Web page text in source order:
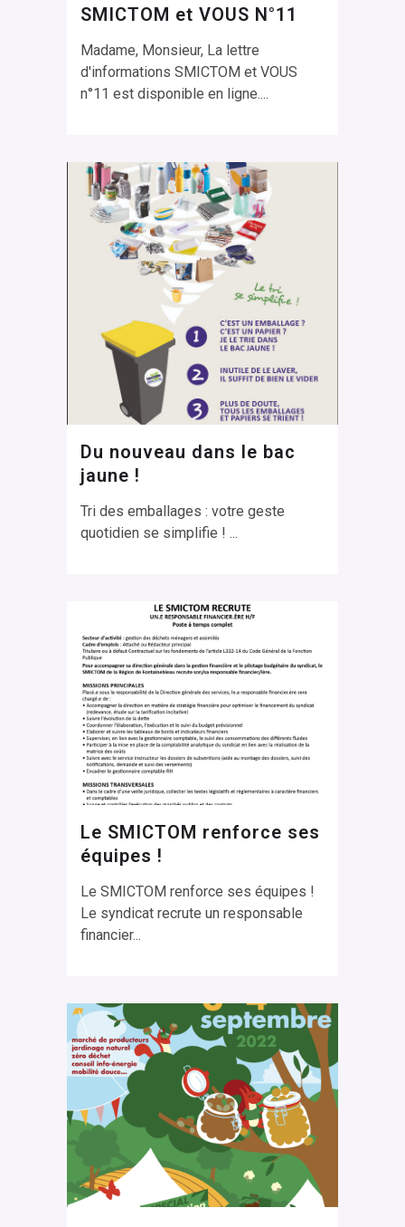
SMICTOM et VOUS N°11
Madame, Monsieur, La lettre
d'informations SMICTOM et VOUS
n°11 est disponible en ligne....
Du nouveau dans le bac
jaune !
Tri des emballages : votre geste
quotidien se simplifie ! ...
Le SMICTOM renforce ses
équipes !
Le SMICTOM renforce ses équipes !
Le syndicat recrute un responsable
financier...